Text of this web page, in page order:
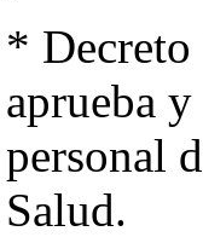
* Decreto
aprueba
personal
Salud.